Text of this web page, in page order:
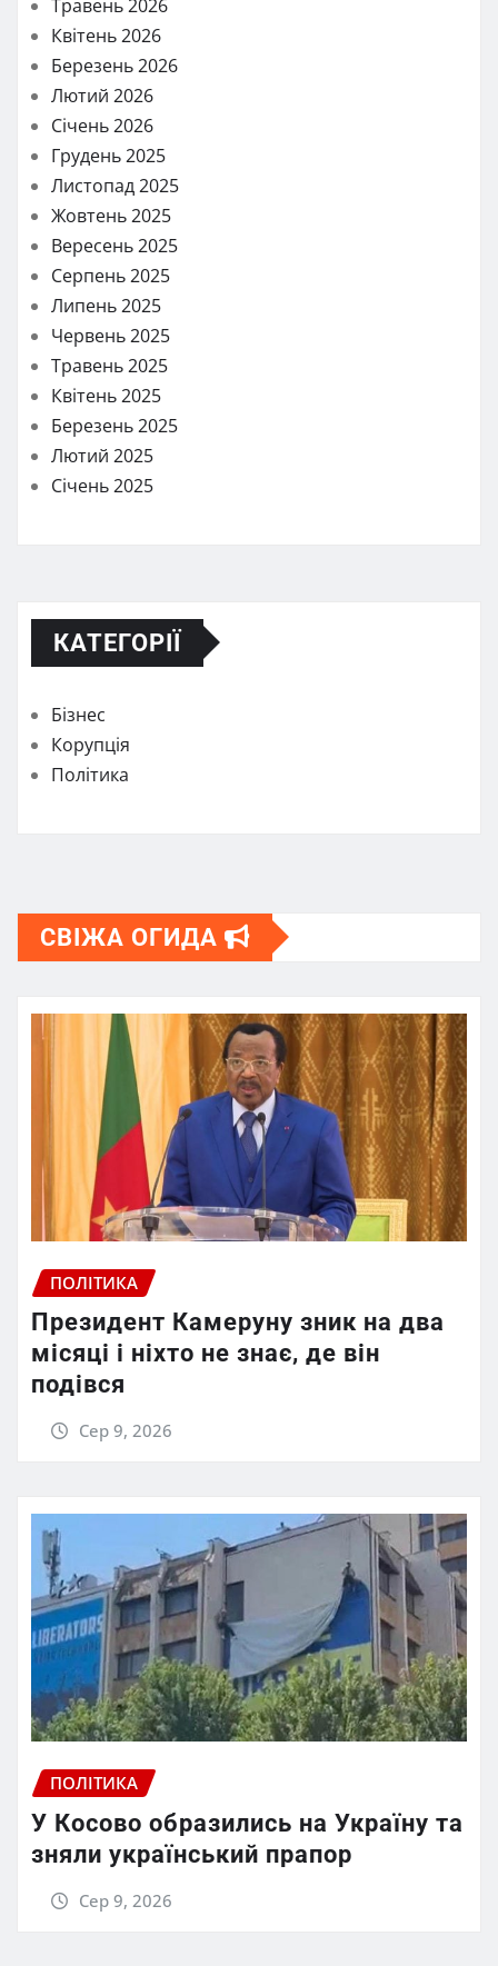
Травень 2026
Квітень 2026
Березень 2026
Лютий 2026
Січень 2026
Грудень 2025
Листопад 2025
Жовтень 2025
Вересень 2025
Серпень 2025
Липень 2025
Червень 2025
Травень 2025
Квітень 2025
Березень 2025
Лютий 2025
Січень 2025
КАТЕГОРІЇ
Бізнес
Корупція
Політика
СВІЖА ОГИДА
ПОЛІТИКА
Президент Камеруну зник на два
місяці і ніхто не знає, де він
подівся
Сер 9, 2026
ПОЛІТИКА
У Косово образились на Україну та
зняли український прапор
Сер 9, 2026